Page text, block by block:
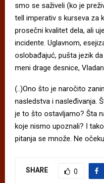
smo se saživeli (ko je
tell imperativ s kurseva za
prosečni kvalitet dela, ali
incidente. Uglavnom,
oslobađajuć, pušta jezik
meni drage desnice,
(..)Ono što je naročito
nasledstva i nasleđivanja.
je to što ostavljamo? Šta
koje nismo upoznali? I
pitanja se množe. Ne
SHARE 0